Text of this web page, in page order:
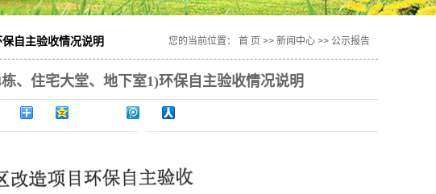
自主验收情况说明 您的当前位置： 首 页 >> 新闻中心 >> 公示报告
、住宅大堂、地下室1)环保自主验收情况说明